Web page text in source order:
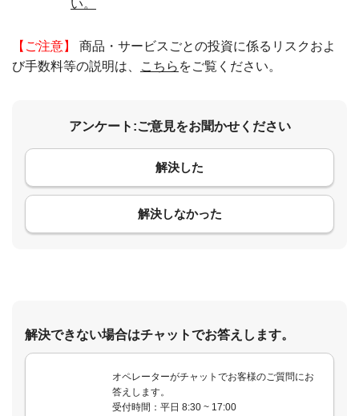
い。
【ご注意】
商品・サービスごとの投資に係るリスクおよ
び手数料等の説明は、
こちら をご覧ください。
アンケート:ご意見をお聞かせください
解決した
解決しなかった
コメント
解決できない場合はチャットでお答えします。
オペレーターがチャットでお客様のご質問にお
答えします。
受付時間：平日 8:30 ~ 17:00